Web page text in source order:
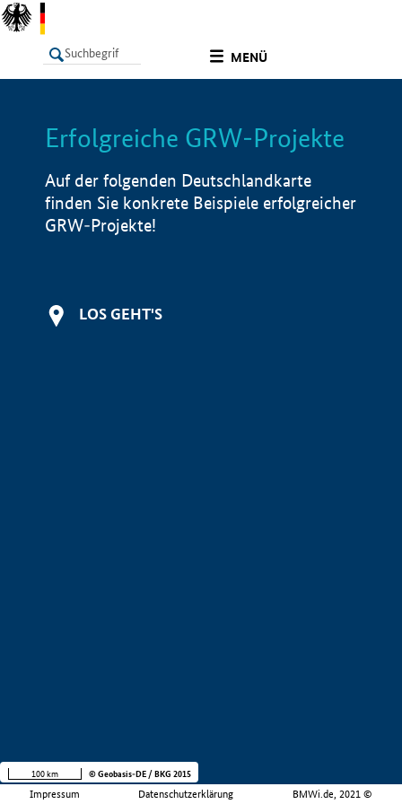
MENÜ
LISTE Info
Erfolgreiche GRW-Projekte
Auf der folgenden Deutschlandkarte
finden Sie konkrete Beispiele erfolgreicher
GRW-Projekte!
LOS GEHT'S
Impressum Datenschutzerklärung BMWi.de, 2021 ©
100 km © Geobasis-DE / BKG 2015